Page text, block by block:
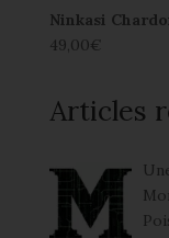
Ninkasi
49,00€
Articles